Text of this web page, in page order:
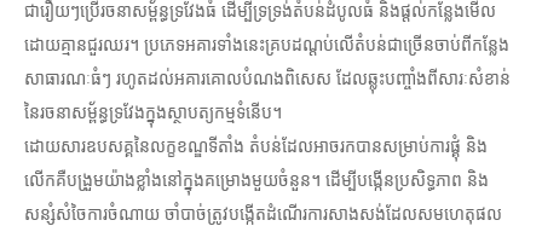
ជារឿយៗប្រើរចនាសម្ព័ន្ធទ្រវែងធំ ដើម្បីទ្រទ្រង់តំបន់ដំបូលធំ និងផ្តល់កន្លែងមើល
ដោយគ្មានជួរឈរ។ ប្រភេទអគារទាំងនេះគ្របដណ្ដប់លើតំបន់ជាច្រើនចាប់ពីកន្លែង
សាធារណៈធំៗ រហូតដល់អគារគោលបំណងពិសេស ដែលឆ្លុះបញ្ចាំងពីសារៈសំខាន់
នៃរចនាសម្ព័ន្ធទ្រវែងក្នុងស្ថាបត្យកម្មទំនើប។
ដោយសារឧបសគ្គនៃលក្ខខណ្ឌទីតាំង តំបន់ដែលអាចរកបានសម្រាប់ការផ្គុំ និង
លើកគឺបង្រួមយ៉ាងខ្លាំងនៅក្នុងគម្រោងមួយចំនួន។ ដើម្បីបង្កើនប្រសិទ្ធភាព និង
សន្សំសំចៃការចំណាយ ចាំបាច់ត្រូវបង្កើតដំណើរការសាងសង់ដែលសមហេតុផល